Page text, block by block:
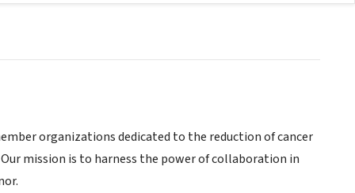
organizations dedicated to the reduction of cancer
mission is to harness the power of collaboration in